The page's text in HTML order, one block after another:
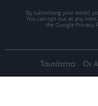
By submitting your email,
You can opt out at any
the Google Privacy
Ταυτότητα Οι